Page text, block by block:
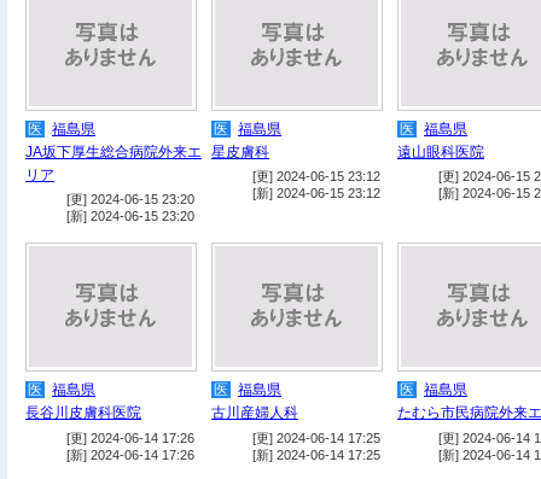
医 福島県
JA坂下厚生総合病院外来エ
リア
[更] 2024-06-15 23:20
[新] 2024-06-15 23:20
医 福島県
星皮膚科
[更] 2024-06-15 23:12
[新] 2024-06-15 23:12
医 福島県
遠山眼科医院
[更] 2024-06-15
[新] 2024-06-15
医
福島県
長谷川皮膚科医院
[更] 2024-06-14 17:26
[新] 2024-06-14 17:26
医
福島県
古川産婦人科
[更] 2024-06-14 17:25
[新] 2024-06-14 17:25
医
福島県
たむら市民病院外来
[更] 2024-06-14
[新] 2024-06-14